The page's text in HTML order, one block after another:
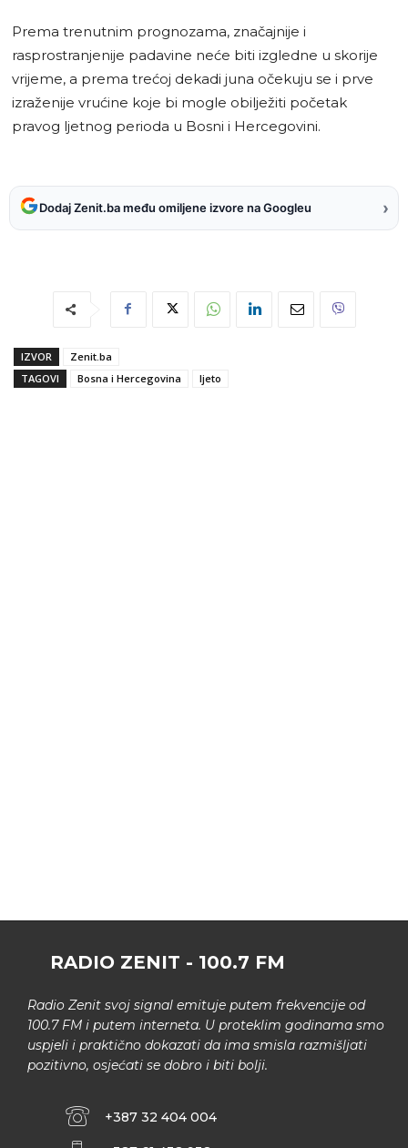
Prema trenutnim prognozama, značajnije i
rasprostranjenije padavine neće biti izgledne u skorije
vrijeme, a prema trećoj dekadi juna očekuju se i prve
izraženije vrućine koje bi mogle obilježiti početak
pravog ljetnog perioda u Bosni i Hercegovini.
Dodaj Zenit.ba među omiljene izvore na Googleu ›
IZVOR
Zenit.ba
TAGOVI
Bosna i Hercegovina ljeto
RADIO ZENIT - 100.7 FM
Radio Zenit svoj signal emituje putem frekvencije od
100.7 FM i putem interneta. U proteklim godinama smo
uspjeli i praktično dokazati da ima smisla razmišljati
pozitivno, osjećati se dobro i biti bolji.
+387 32 404 004